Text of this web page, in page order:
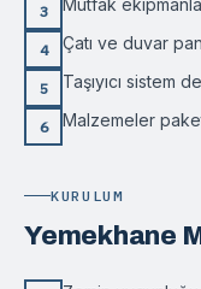
3 Mutfak
4 Çatı ve duvar
5 Taşıyıcı sistem
6 Malzemeler
KURULUM
Yemekhane